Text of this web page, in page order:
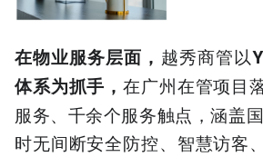
在物业服务层面， 越秀商管以
体系为抓手，在广州在管项目
服务、千余个服务触点，涵盖
时无间断安全防控、智慧访客